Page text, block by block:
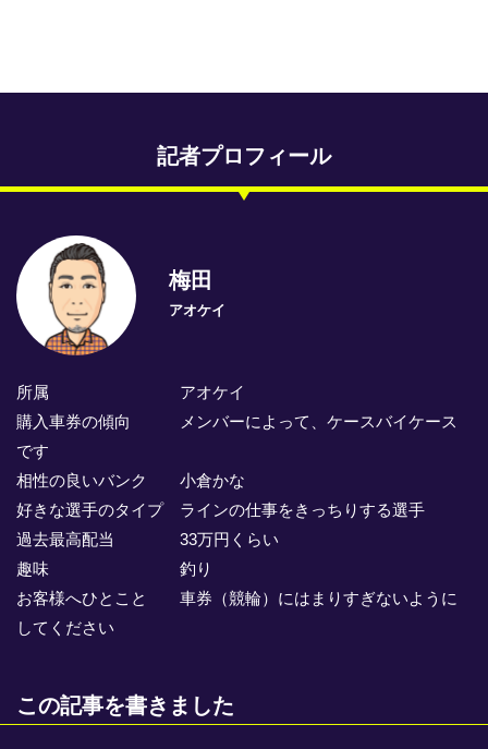
トリマクリオリジナル予想
トリマクリコラム
番記者とくダネ！
選手ランキング
競輪場ガイド
記者紹介
運営会社概要
記者プロフィール
梅田
アオケイ
所属 アオケイ
購入車券の傾向 メンバーによって、ケースバイケース
です
相性の良いバンク 小倉かな
好きな選手のタイプ ラインの仕事をきっちりする選手
過去最高配当 33万円くらい
趣味 釣り
お客様へひとこと 車券（競輪）にはまりすぎないように
してください
この記事を書きました